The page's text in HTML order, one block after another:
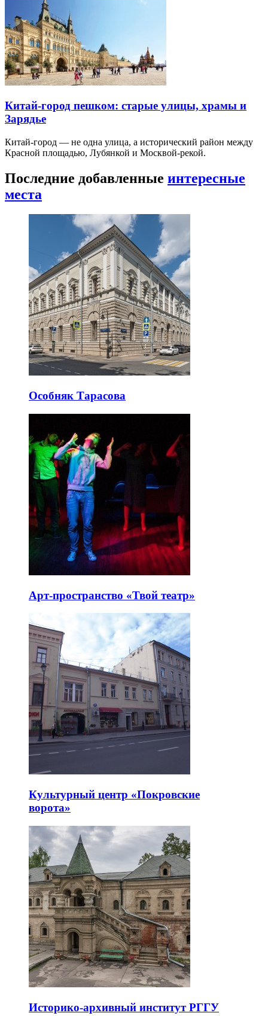
Китай-город пешком: старые улицы, храмы и
Зарядье
Китай-город — не одна улица, а исторический район между
Красной площадью, Лубянкой и Москвой-рекой.
Последние добавленные интересные
места
Особняк Тарасова
Арт-пространство «Твой театр»
Культурный центр «Покровские
ворота»
Историко-архивный институт РГГУ